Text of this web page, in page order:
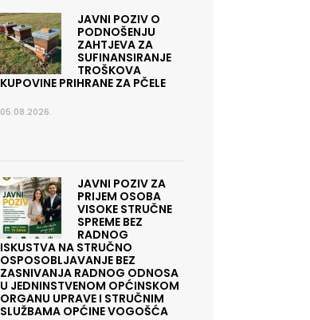
JAVNI POZIV O
PODNOŠENJU
ZAHTJEVA ZA
SUFINANSIRANJE
TROŠKOVA
KUPOVINE PRIHRANE ZA PČELE
05.08.2026.
JAVNI POZIV ZA
PRIJEM OSOBA
VISOKE STRUČNE
SPREME BEZ
RADNOG
ISKUSTVA NA STRUČNO
OSPOSOBLJAVANJE BEZ
ZASNIVANJA RADNOG ODNOSA
U JEDNINSTVENOM OPĆINSKOM
ORGANU UPRAVE I STRUČNIM
SLUŽBAMA OPĆINE VOGOŠĆA